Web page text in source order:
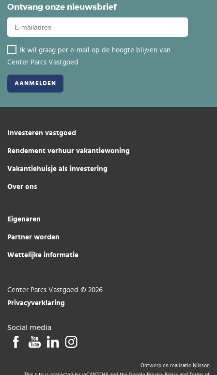
Ontvang onze nieuwsbrief
Ik wil graag per e-mail op de hoogte blijven van
Center Parcs Vastgoed
Investeren vastgoed
Rendement verhuur vakantiewoning
Vakantiehuisje als investering
Over ons
Eigenaren
Partner worden
Wettelijke informatie
Center Parcs Vastgoed © 2026
Privacyverklaring
Social media
Ontwerp en realisatie Nilsson